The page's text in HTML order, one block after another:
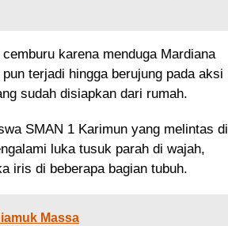
karena menduga Mardiana
terjadi hingga berujung pada aksi
sudah disiapkan dari rumah.
SMAN 1 Karimun yang melintas di
luka tusuk parah di wajah,
iris di beberapa bagian tubuh.
Massa